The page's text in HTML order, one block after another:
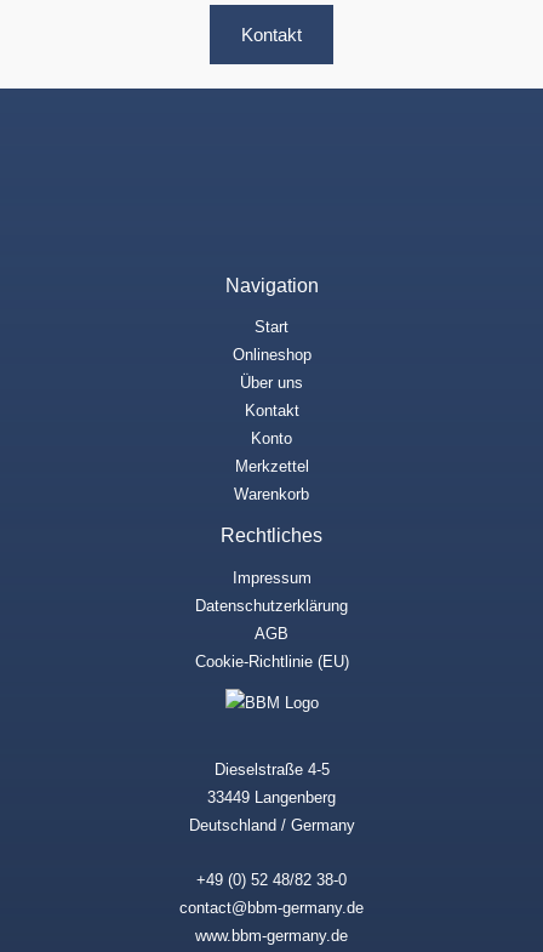
Kontakt
Navigation
Start
Onlineshop
Über uns
Kontakt
Konto
Merkzettel
Warenkorb
Rechtliches
Impressum
Datenschutzerklärung
AGB
Cookie-Richtlinie (EU)
Dieselstraße 4-5
33449 Langenberg
Deutschland / Germany
+49 (0) 52 48/82 38-0
contact@bbm-germany.de
www.bbm-germany.de